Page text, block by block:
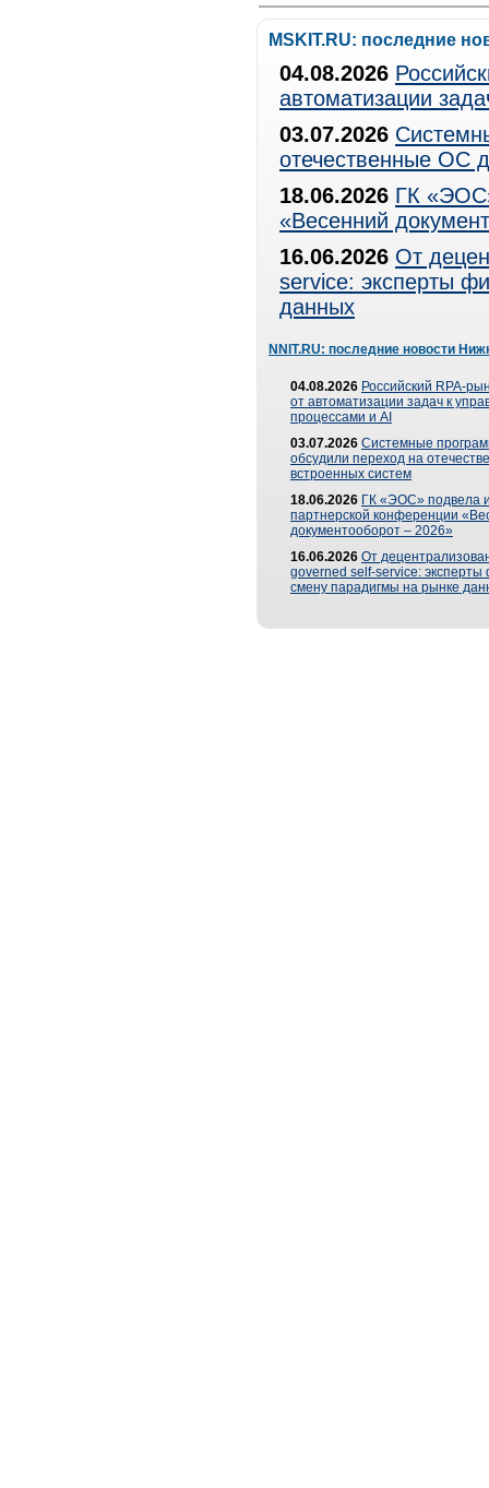
MSKIT.RU: последние
04.08.2026
автоматизации
03.07.2026
отечественные ОС
18.06.2026 ГК
«Весенний
16.06.2026 От
service: эксперты
данных
NNIT.RU: последние новости
04.08.2026 Российский RPA-
от автоматизации задач к
процессами и AI
03.07.2026 Системные
обсудили переход на
встроенных систем
18.06.2026 ГК «ЭОС» подвела
партнерской конференции
документооборот – 2026»
16.06.2026 От
governed self-service: эксперты
смену парадигмы на рынке